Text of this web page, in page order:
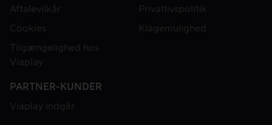
Aftalevilkår
Privatlivspolitik
Cookies
Klagemulighed
Tilgængelighed hos
Viaplay
PARTNER-KUNDER
Viaplay indgår